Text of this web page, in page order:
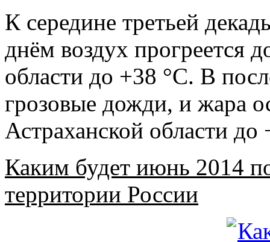
К середине третьей
днём воздух прогреется
области до +38 °С. В
грозовые дожди, и жара
Астраханской области до
Каким будет июнь 2014
территории России